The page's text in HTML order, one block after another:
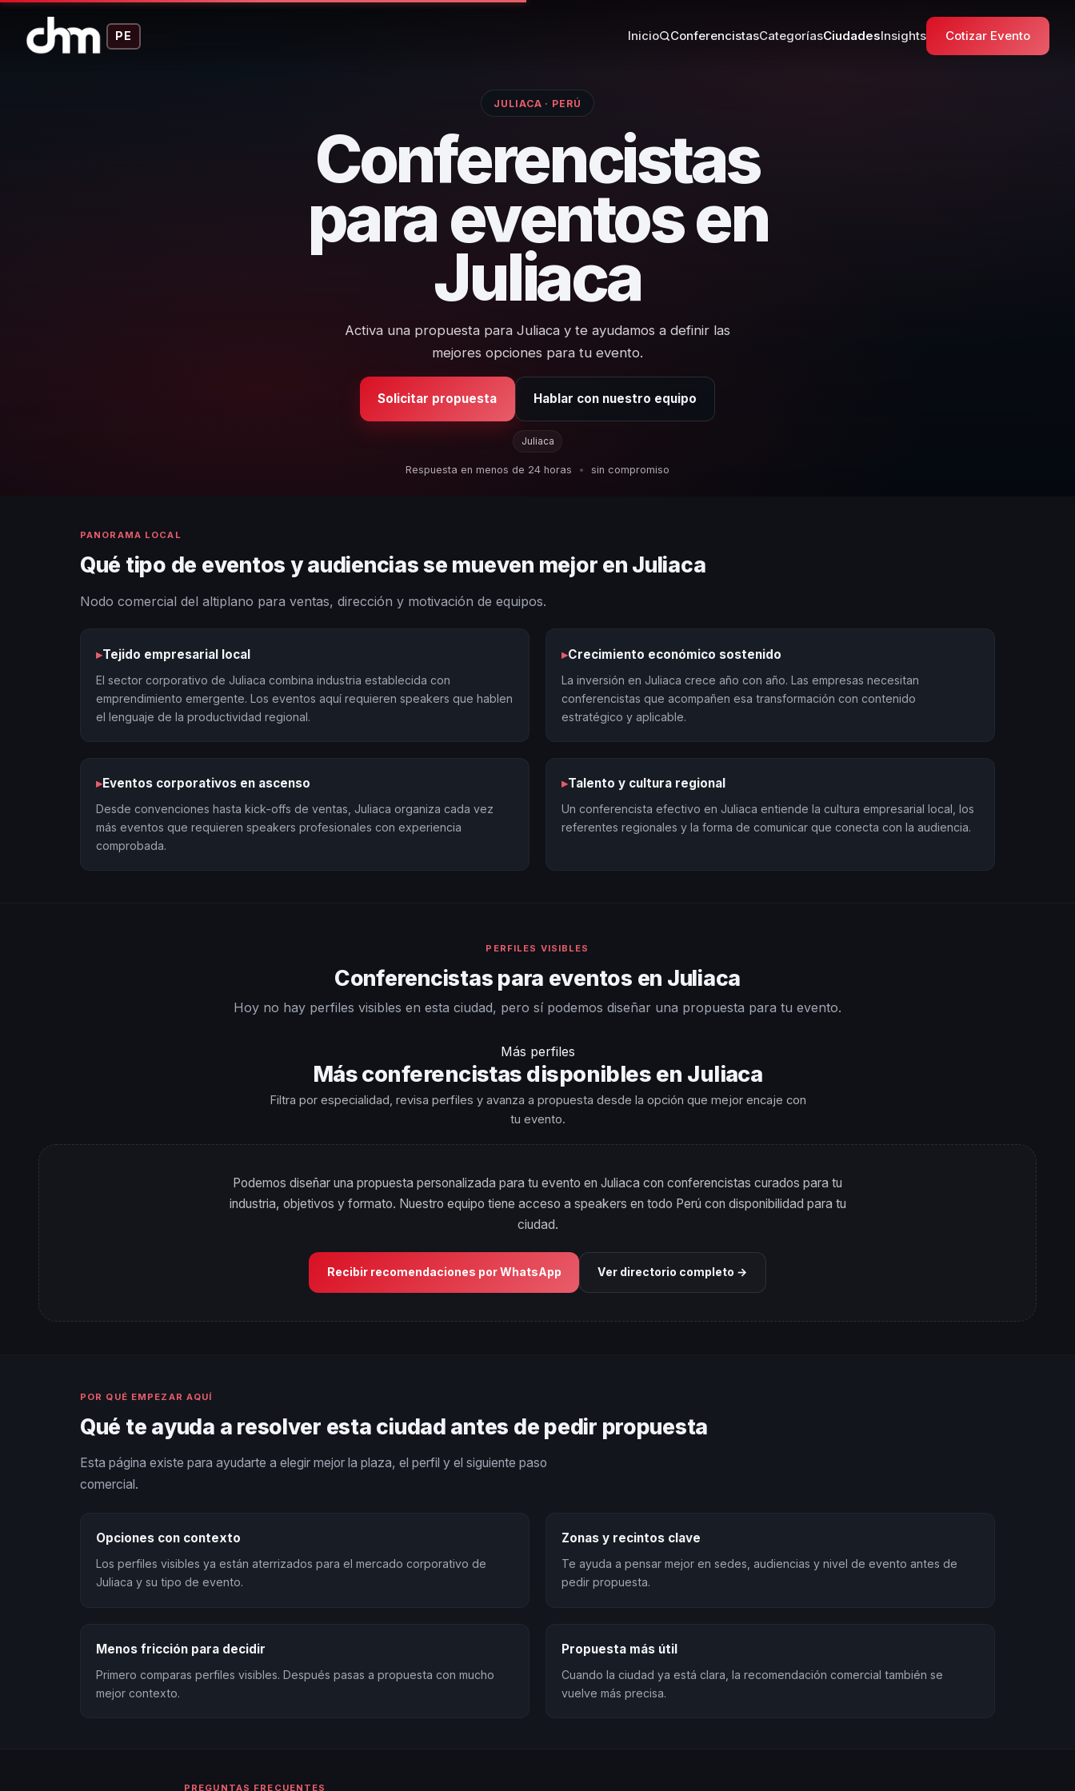
PE Inicio ConferencistasCategoríasCiudadesInsights Cotizar Evento
JULIACA · PERÚ
Conferencistas
para eventos en
Juliaca
Activa una propuesta para Juliaca y te ayudamos a definir las
mejores opciones para tu evento.
Solicitar propuesta Hablar con nuestro equipo
Juliaca
Respuesta en menos de 24 horas • sin compromiso
PANORAMA LOCAL
Qué tipo de eventos y audiencias se mueven mejor en Juliaca
Nodo comercial del altiplano para ventas, dirección y motivación de equipos.
▸Tejido empresarial local
El sector corporativo de Juliaca combina industria establecida con
emprendimiento emergente. Los eventos aquí requieren speakers que hablen
el lenguaje de la productividad regional.
▸Crecimiento económico sostenido
La inversión en Juliaca crece año con año. Las empresas necesitan
conferencistas que acompañen esa transformación con contenido
estratégico y aplicable.
▸Eventos corporativos en ascenso
Desde convenciones hasta kick-offs de ventas, Juliaca organiza cada vez
más eventos que requieren speakers profesionales con experiencia
comprobada.
▸Talento y cultura regional
Un conferencista efectivo en Juliaca entiende la cultura empresarial local, los
referentes regionales y la forma de comunicar que conecta con la audiencia.
PERFILES VISIBLES
Conferencistas para eventos en Juliaca
Hoy no hay perfiles visibles en esta ciudad, pero sí podemos diseñar una propuesta para tu evento.
Más perfiles
Más conferencistas disponibles en Juliaca
Filtra por especialidad, revisa perfiles y avanza a propuesta desde la opción que mejor encaje con
tu evento.
Podemos diseñar una propuesta personalizada para tu evento en Juliaca con conferencistas curados para tu
industria, objetivos y formato. Nuestro equipo tiene acceso a speakers en todo Perú con disponibilidad para tu
ciudad.
Recibir recomendaciones por WhatsApp Ver directorio completo →
POR QUÉ EMPEZAR AQUÍ
Qué te ayuda a resolver esta ciudad antes de pedir propuesta
Esta página existe para ayudarte a elegir mejor la plaza, el perfil y el siguiente paso
comercial.
Opciones con contexto
Los perfiles visibles ya están aterrizados para el mercado corporativo de
Juliaca y su tipo de evento.
Zonas y recintos clave
Te ayuda a pensar mejor en sedes, audiencias y nivel de evento antes de
pedir propuesta.
Menos fricción para decidir
Primero comparas perfiles visibles. Después pasas a propuesta con mucho
mejor contexto.
Propuesta más útil
Cuando la ciudad ya está clara, la recomendación comercial también se
vuelve más precisa.
PREGUNTAS FRECUENTES